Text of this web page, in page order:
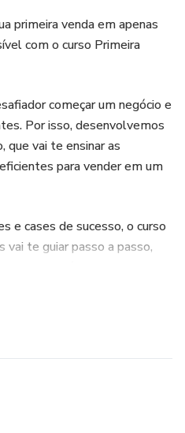
primeira venda em apenas
com o curso Primeira
começar um negócio e
Por isso, desenvolvemos
que vai te ensinar as
para vender em um
e cases de sucesso, o curso
vai te guiar passo a passo,
Desenvolva habilidades
confiança do seu cliente